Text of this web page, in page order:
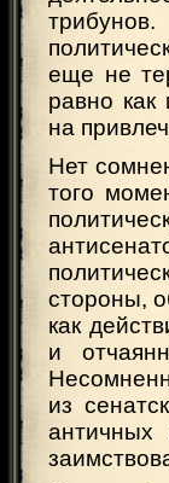
еще не
равно как
на
Нет
того
стороны,
как
и
из